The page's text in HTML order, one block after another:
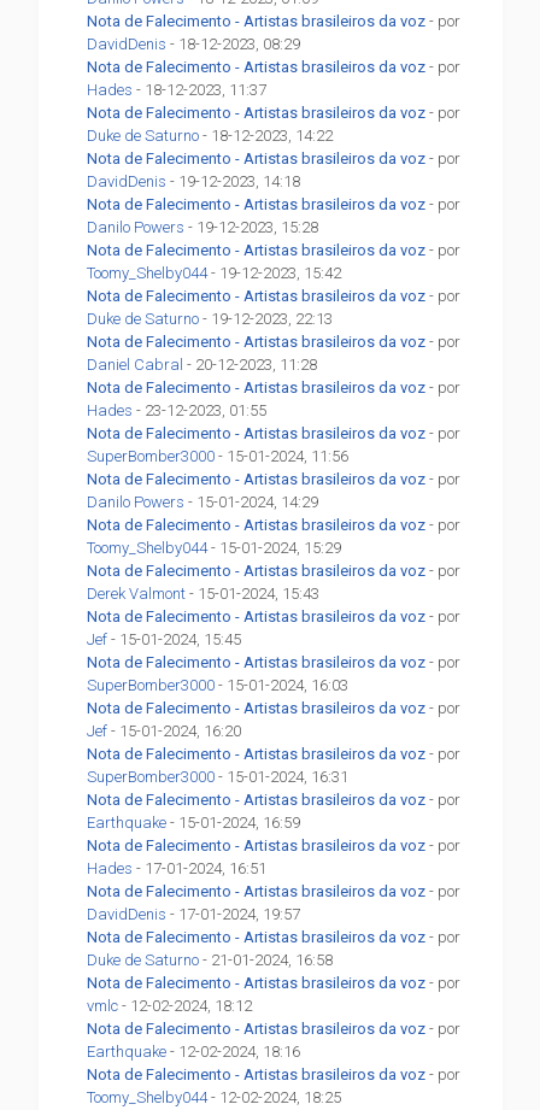
Nota de Falecimento - Artistas brasileiros da voz - por
DavidDenis - 18-12-2023, 08:29
Nota de Falecimento - Artistas brasileiros da voz - por
Hades - 18-12-2023, 11:37
Nota de Falecimento - Artistas brasileiros da voz - por
Duke de Saturno - 18-12-2023, 14:22
Nota de Falecimento - Artistas brasileiros da voz - por
DavidDenis - 19-12-2023, 14:18
Nota de Falecimento - Artistas brasileiros da voz - por
Danilo Powers - 19-12-2023, 15:28
Nota de Falecimento - Artistas brasileiros da voz - por
Toomy_Shelby044- 19-12-2023, 15:42
Nota de Falecimento - Artistas brasileiros da voz - por
Duke de Saturno - 19-12-2023, 22:13
Nota de Falecimento - Artistas brasileiros da voz - por
Daniel Cabral - 20-12-2023, 11:28
Nota de Falecimento - Artistas brasileiros da voz - por
Hades - 23-12-2023, 01:55
Nota de Falecimento - Artistas brasileiros da voz - por
SuperBomber3000 - 15-01-2024, 11:56
Nota de Falecimento - Artistas brasileiros da voz - por
Danilo Powers - 15-01-2024, 14:29
Nota de Falecimento - Artistas brasileiros da voz - por
Toomy_Shelby044- 15-01-2024, 15:29
Nota de Falecimento - Artistas brasileiros da voz - por
Derek Valmont - 15-01-2024, 15:43
Nota de Falecimento - Artistas brasileiros da voz - por
Jef - 15-01-2024, 15:45
Nota de Falecimento - Artistas brasileiros da voz - por
SuperBomber3000 - 15-01-2024, 16:03
Nota de Falecimento - Artistas brasileiros da voz - por
Jef - 15-01-2024, 16:20
Nota de Falecimento - Artistas brasileiros da voz - por
SuperBomber3000 - 15-01-2024, 16:31
Nota de Falecimento - Artistas brasileiros da voz - por
Earthquake - 15-01-2024, 16:59
Nota de Falecimento - Artistas brasileiros da voz - por
Hades - 17-01-2024, 16:51
Nota de Falecimento - Artistas brasileiros da voz - por
DavidDenis - 17-01-2024, 19:57
Nota de Falecimento - Artistas brasileiros da voz - por
Duke de Saturno - 21-01-2024, 16:58
Nota de Falecimento - Artistas brasileiros da voz - por
vmlc - 12-02-2024, 18:12
Nota de Falecimento - Artistas brasileiros da voz - por
Earthquake - 12-02-2024, 18:16
Nota de Falecimento - Artistas brasileiros da voz - por
Toomy_Shelby044- 12-02-2024, 18:25